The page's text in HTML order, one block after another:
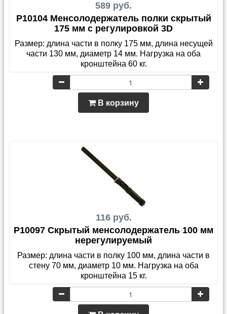
589 руб.
P10104 Менсолодержатель полки скрытый
175 мм с регулировкой 3D
Размер: длина части в полку 175 мм, длина несущей
части 130 мм, диаметр 14 мм. Нагрузка на оба
кронштейна 60 кг.
В корзину
116 руб.
P10097 Скрытый менсолодержатель 100 мм
нерегулируемый
Размер: длина части в полку 100 мм, длина части в
стену 70 мм, диаметр 10 мм. Нагрузка на оба
кронштейна 15 кг.